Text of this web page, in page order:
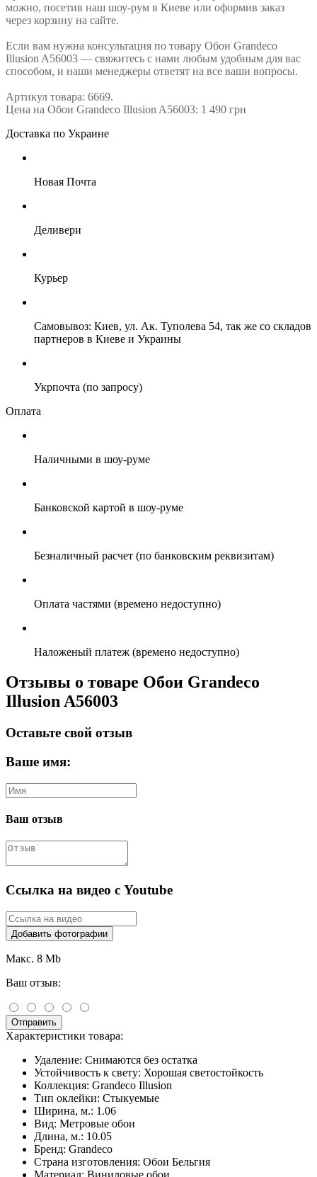
можно, посетив наш шоу-рум в Киеве или оформив заказ
через корзину на сайте.
Если вам нужна консультация по товару Обои Grandeco
Illusion A56003 — свяжитесь с нами любым удобным для вас
способом, и наши менеджеры ответят на все ваши вопросы.
Артикул товара: 6669.
Цена на Обои Grandeco Illusion A56003: 1 490 грн
Доставка по Украине
Новая Почта
Деливери
Курьер
Самовывоз: Киев, ул. Ак. Туполева 54, так же со складов
партнеров в Киеве и Украины
Укрпочта (по запросу)
Оплата
Наличными в шоу-руме
Банковской картой в шоу-руме
Безналичный расчет (по банковским реквизитам)
Оплата частями (времено недоступно)
Наложеный платеж (времено недоступно)
Отзывы о товаре Обои Grandeco
Illusion A56003
Оставьте свой отзыв
Ваше имя:
Ваш отзыв
Ссылка на видео с Youtube
Добавить фотографии
Макс. 8 Mb
Ваш отзыв:
Отправить
Характеристики товара:
Удаление: Снимаются без остатка
Устойчивость к свету: Хорошая светостойкость
Коллекция: Grandeco Illusion
Тип оклейки: Стыкуемые
Ширина, м.: 1.06
Вид: Метровые обои
Длина, м.: 10.05
Бренд: Grandeco
Страна изготовления: Обои Бельгия
Материал: Виниловые обои